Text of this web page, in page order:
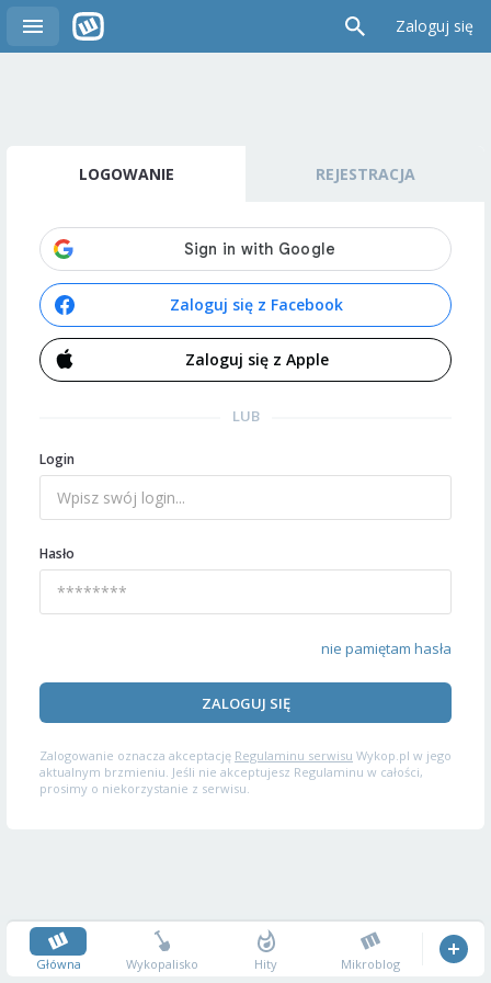
Zaloguj się
LOGOWANIE REJESTRACJA
Zaloguj się z Facebook
Zaloguj się z Apple
LUB
Login
Hasło
nie pamiętam hasła
ZALOGUJ SIĘ
Zalogowanie oznacza akceptację Regulaminu serwisu Wykop.pl w jego
aktualnym brzmieniu. Jeśli nie akceptujesz Regulaminu w całości,
prosimy o niekorzystanie z serwisu.
Główna Wykopalisko Hity Mikroblog